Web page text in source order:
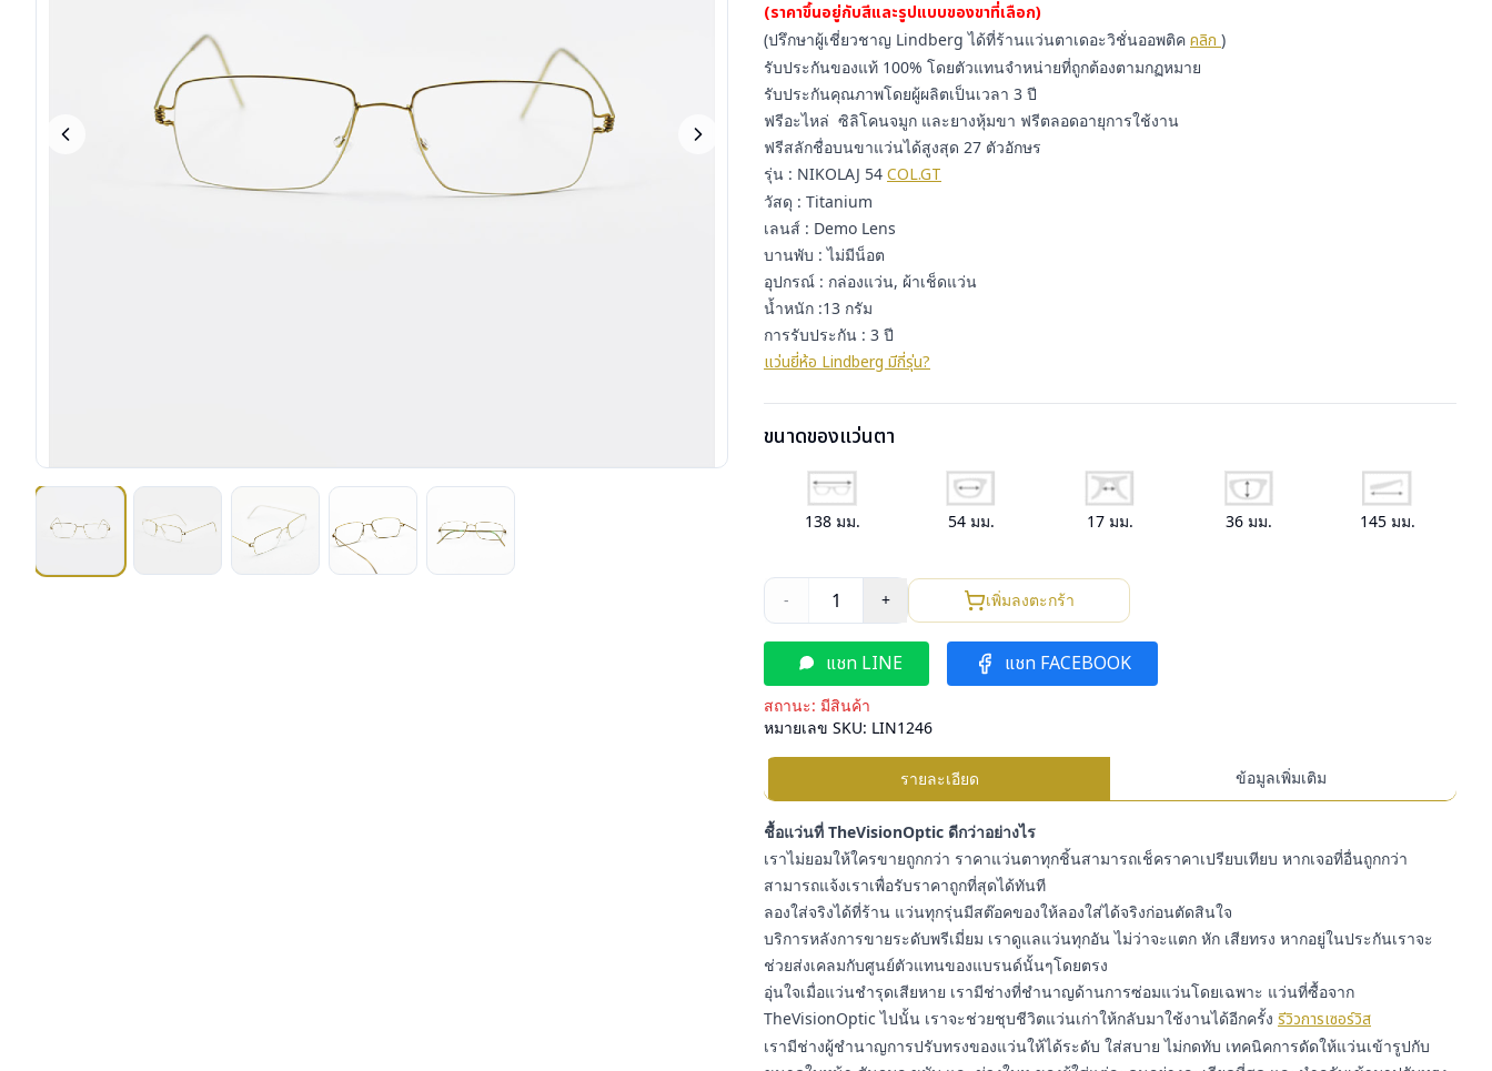
(ราคาขึ้นอยู่กับสีและรูปแบบของขาที่เลือก)
(ปรึกษาผู้เชี่ยวชาญ Lindberg ได้ที่ร้านแว่นตาเดอะวิชั่นออพติค คลิก )
รับประกันของแท้ 100% โดยตัวแทนจำหน่ายที่ถูกต้องตามกฏหมาย
รับประกันคุณภาพโดยผู้ผลิตเป็นเวลา 3 ปี
ฟรีอะไหล่ ซิลิโคนจมูก และยางหุ้มขา ฟรีตลอดอายุการใช้งาน
ฟรีสลักชื่อบนขาแว่นได้สูงสุด 27 ตัวอักษร
รุ่น : NIKOLAJ 54 COL.GT
วัสดุ : Titanium
เลนส์ : Demo Lens
บานพับ : ไม่มีน็อต
อุปกรณ์ : กล่องแว่น, ผ้าเช็ดแว่น
น้ำหนัก :13 กรัม
การรับประกัน : 3 ปี
แว่นยี่ห้อ Lindberg มีกี่รุ่น?
ขนาดของแว่นตา
138 มม. 54 มม. 17มม. 36มม. 145มม.
- 1 + เพิ่มลงตะกร้า
แชท LINE แชท FACEBOOK
สถานะ: มีสินค้า
หมายเลข SKU: LIN1246
รายละเอียด ข้อมูลเพิ่มเติม
ชื้อแว่นที่ TheVisionOptic ดีกว่าอย่างไร
เราไม่ยอมให้ใครขายถูกกว่า ราคาแว่นตาทุกชิ้นสามารถเช็คราคาเปรียบเทียบ หากเจอที่อื่นถูกกว่า
สามารถแจ้งเราเพื่อรับราคาถูกที่สุดได้ทันที
ลองใส่จริงได้ที่ร้าน แว่นทุกรุ่นมีสต๊อคของให้ลองใส่ได้จริงก่อนตัดสินใจ
บริการหลังการขายระดับพรีเมี่ยม เราดูแลแว่นทุกอัน ไม่ว่าจะแตก หัก เสียทรง หากอยู่ในประกันเราจะ
ช่วยส่งเคลมกับศูนย์ตัวแทนของแบรนด์นั้นๆโดยตรง
อุ่นใจเมื่อแว่นชำรุดเสียหาย เรามีช่างที่ชำนาญด้านการซ่อมแว่นโดยเฉพาะ แว่นที่ซื้อจาก
TheVisionOptic ไปนั้น เราจะช่วยชุบชีวิตแว่นเก่าให้กลับมาใช้งานได้อีกครั้ง รีวิวการเซอร์วิส
เรามีช่างผู้ชำนาญการปรับทรงของแว่นให้ได้ระดับ ใส่สบาย ไม่กดทับ เทคนิคการดัดให้แว่นเข้ารูปกับ